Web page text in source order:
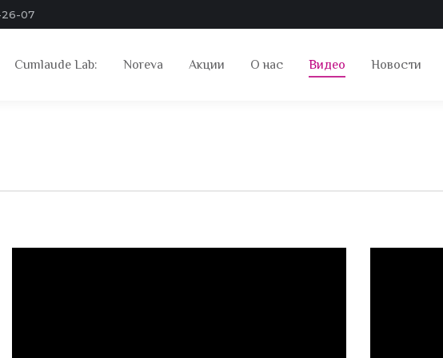
26-07
Cumlaude Lab: Noreva Акции О нас Видео Новости